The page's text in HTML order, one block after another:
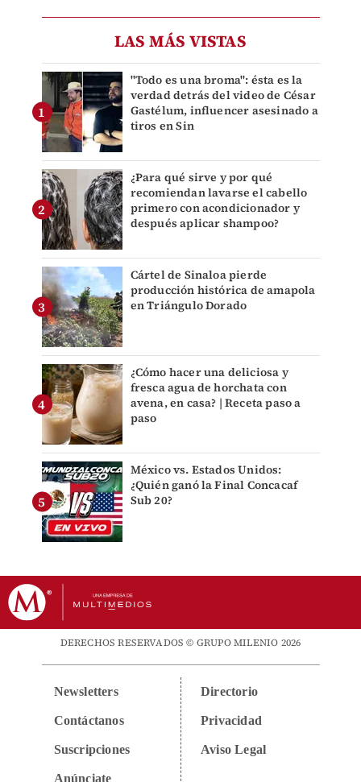
LAS MÁS VISTAS
"Todo es una broma": ésta es la
verdad detrás del video de César
Gastélum, influencer asesinado a
tiros en Sin
¿Para qué sirve y por qué
recomiendan lavarse el cabello
primero con acondicionador y
después aplicar shampoo?
Cártel de Sinaloa pierde
producción histórica de amapola
en Triángulo Dorado
¿Cómo hacer una deliciosa y
fresca agua de horchata con
avena, en casa? | Receta paso a
paso
México vs. Estados Unidos:
¿Quién ganó la Final Concacaf
Sub 20?
DERECHOS RESERVADOS © GRUPO MILENIO 2026
Newsletters
Contáctanos
Suscripciones
Anúnciate
Directorio
Privacidad
Aviso Legal